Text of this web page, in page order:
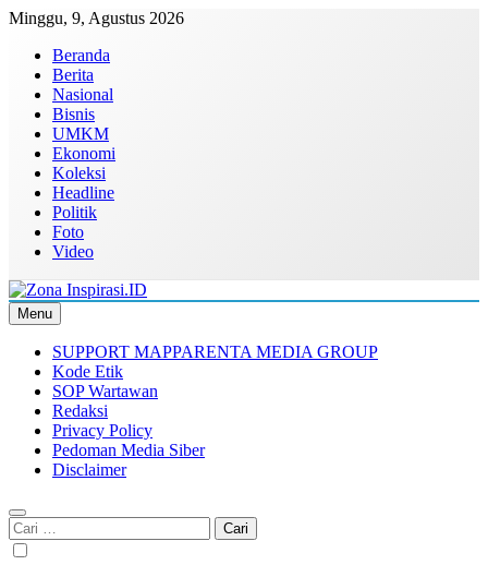
Skip
content
Minggu, 9, Agustus 2026
Beranda
Berita
Nasional
Bisnis
UMKM
Ekonomi
Koleksi
Headline
Politik
Foto
Video
Zona Inspirasi.ID
Bersama Membangun Semangat Baru
Menu
SUPPORT MAPPARENTA MEDIA GROUP
Kode Etik
SOP Wartawan
Redaksi
Privacy Policy
Pedoman Media Siber
Disclaimer
Cari
untuk: